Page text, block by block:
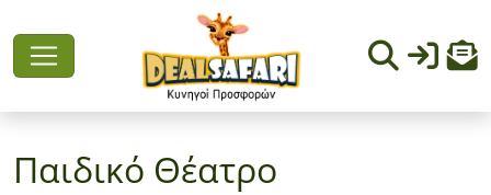
Παιδικό Θέατρο